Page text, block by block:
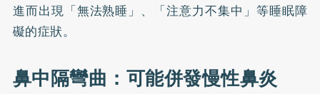
進而出現「無法熟睡」、「注意力不集中」等睡眠障
礙的症狀。
鼻中隔彎曲：可能併發慢性鼻炎